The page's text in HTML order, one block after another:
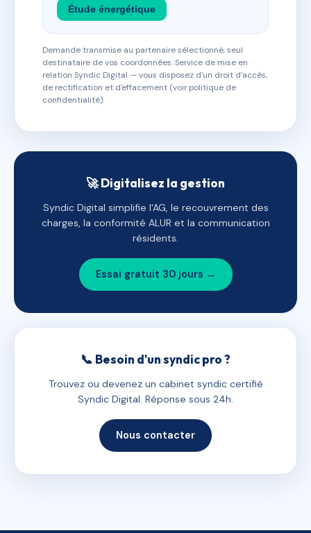
Étude énergétique
Demande transmise au partenaire sélectionné, seul
destinataire de vos coordonnées. Service de mise en
relation Syndic Digital — vous disposez d'un droit d'accès,
de rectification et d'effacement (voir politique de
confidentialité).
🚀 Digitalisez la gestion
Syndic Digital simplifie l'AG, le recouvrement des
charges, la conformité ALUR et la communication
résidents.
Essai gratuit 30 jours →
📞 Besoin d'un syndic pro ?
Trouvez ou devenez un cabinet syndic certifié
Syndic Digital. Réponse sous 24h.
Nous contacter